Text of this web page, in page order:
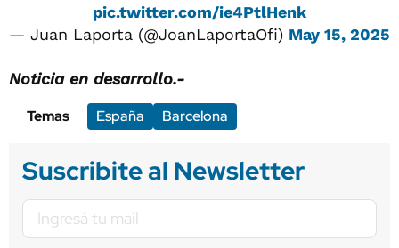
pic.twitter.com/ie4PtlHenk
— Juan Laporta (@JoanLaportaOfi) May 15, 2025
Noticia en desarrollo.-
Temas
España Barcelona
Suscribite al Newsletter